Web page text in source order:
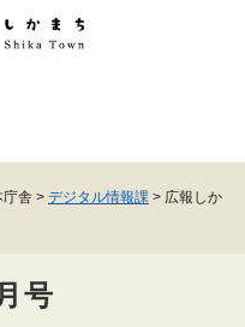
て本文へ
庁舎 > デジタル情報課 > 広報しか
号